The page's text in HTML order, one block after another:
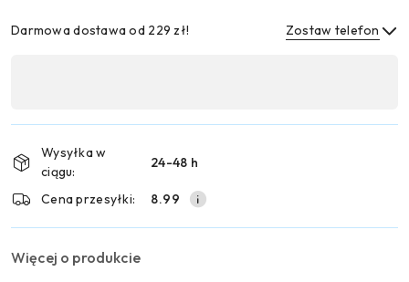
Darmowa dostawa od 229 zł! Zostaw telefon
płatność
dostawa
Wysyłka w
ciągu:
24-48 h
Cena przesyłki: 8.99
Więcej o produkcie